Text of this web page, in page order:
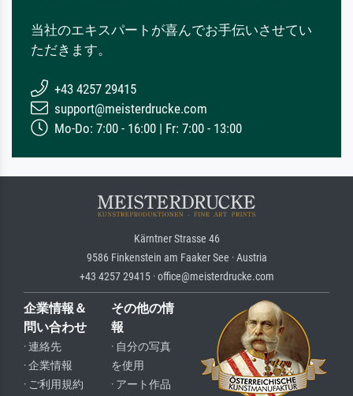
当社のエキスパートが喜んでお手伝いさせてい
ただきます。
+43 4257 29415
support@meisterdrucke.com
Mo-Do: 7:00 - 16:00 | Fr: 7:00 - 13:00
Kärntner Strasse 46
9586 Finkenstein am Faaker See · Austria
+43 4257 29415 · office@meisterdrucke.com
企業情報＆
問い合わせ
· 連絡先
· 企業情報
· ご利用規約
その他の情
報
· 自分の写真
を使用
· アート作品